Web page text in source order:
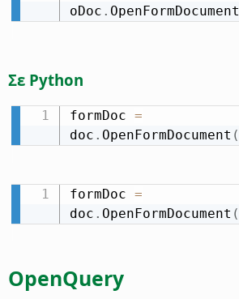
oDoc . OpenFormDocument
Σε Python
formDoc =
doc . OpenFormDocument (
formDoc =
doc . OpenFormDocument (
OpenQuery